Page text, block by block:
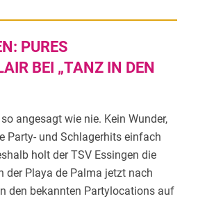
PURES
BEI „TANZ IN DEN
angesagt wie nie. Kein Wunder,
Party- und Schlagerhits einfach
holt der TSV Essingen die
der Playa de Palma jetzt nach
den bekannten Partylocations auf